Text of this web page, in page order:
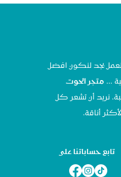
نعمل بجد لنكون افضل
... متجر الحوت
نريد أن تشعر كل
أناقة.
تابع حساباتنا على